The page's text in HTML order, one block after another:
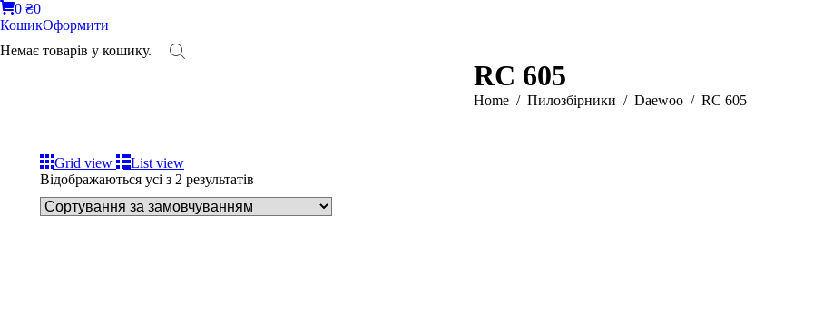
0 ₴0
КошикОформити
Немає товарів у кошику.
RC 605
You are here:
Home Пилозбірники Daewoo RC 605
Grid view
List view
Відображаються усі з 2 результатів